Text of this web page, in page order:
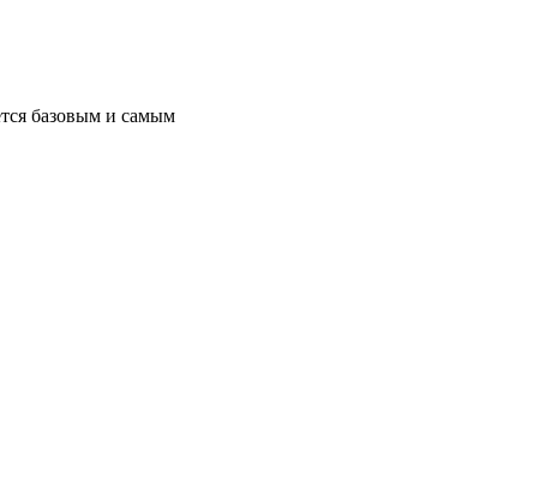
базовым и самым